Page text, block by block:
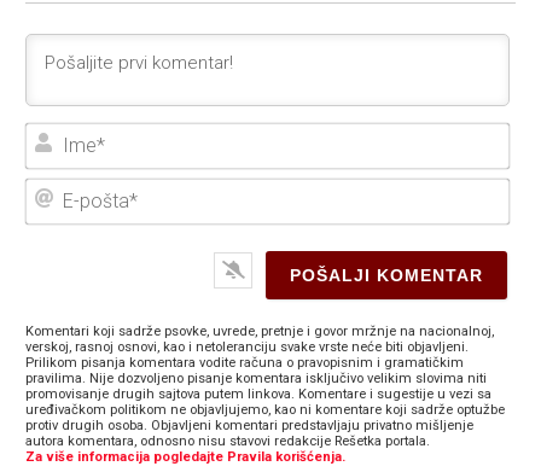
E-
Komentari koji sadrže psovke, uvrede, pretnje i govor mržnje na nacionalnoj,
verskoj, rasnoj osnovi, kao i netoleranciju svake vrste neće biti objavljeni.
Prilikom pisanja komentara vodite računa o pravopisnim i gramatičkim
pravilima. Nije dozvoljeno pisanje komentara isključivo velikim slovima niti
promovisanje drugih sajtova putem linkova. Komentare i sugestije u vezi sa
uređivačkom politikom ne objavljujemo, kao ni komentare koji sadrže optužbe
protiv drugih osoba. Objavljeni komentari predstavljaju privatno mišljenje
autora komentara, odnosno nisu stavovi redakcije Rešetka portala.
Za više informacija pogledajte Pravila korišćenja.